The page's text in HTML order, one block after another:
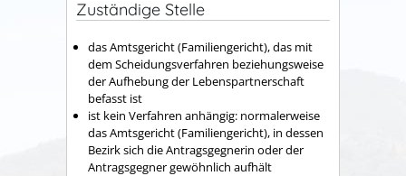
Zuständige Stelle
das Amtsgericht (Familiengericht), das mit
dem Scheidungsverfahren beziehungsweise
der Aufhebung der Lebenspartnerschaft
befasst ist
ist kein Verfahren anhängig: normalerweise
das Amtsgericht (Familiengericht), in dessen
Bezirk sich die Antragsgegnerin oder der
Antragsgegner gewöhnlich aufhält